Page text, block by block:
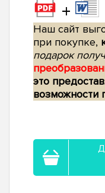
+
Наш сайт
при покупке,
подарок
это
возможности